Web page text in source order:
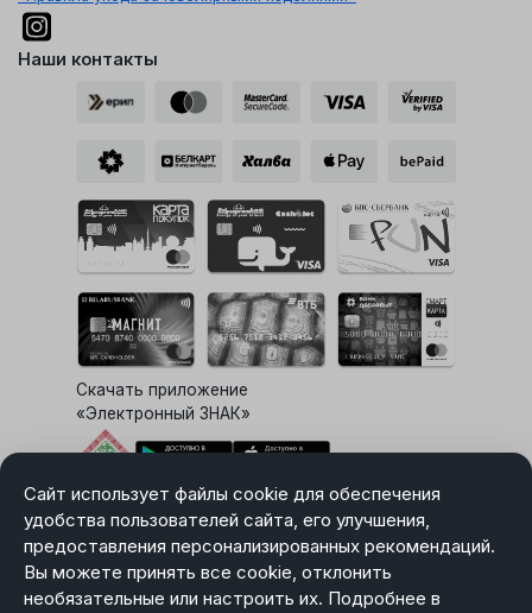
Сайт использует файлы cookie для обеспечения
удобства пользователей сайта, его улучшения,
предоставления персонализированных рекомендаций.
Вы можете принять все cookie, отклонить
необязательные или настроить их. Подробнее в
Наши контакты
Скачать приложение
«Электронный ЗНАК»
Выбор настроек Cookie
Карта сайта